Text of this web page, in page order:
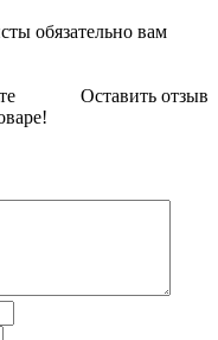
обязательно вам
Оставить отзыв